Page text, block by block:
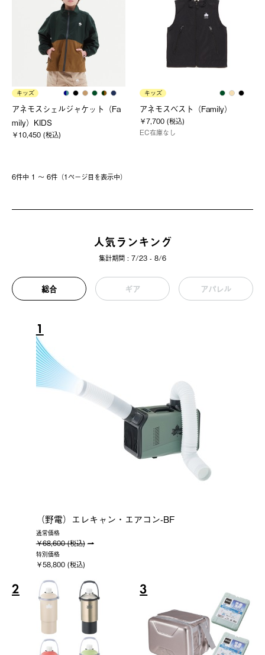
キッズ
アネモスシェルジャケット（Fa
mily）KIDS
￥10,450 (税込)
キッズ
アネモスベスト（Family）
￥7,700 (税込)
EC在庫なし
6件中 1 〜 6件（1ページ⽬を表⽰中）
人気ランキング
集計期間 : 7/23 - 8/6
総合 ギア アパレル
1
（野電）エレキャン・エアコン-BF
通常価格
￥68,600 (税込)
特別価格
￥58,800 (税込)
2 3